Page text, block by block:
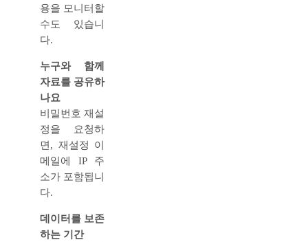
용을 모니터할
수도 있습니
다.
누구와 함께
자료를 공유하
나요
비밀번호 재설
정을 요청하
면, 재설정 이
메일에 IP 주
소가 포함됩니
다.
데이터를 보존
하는 기간